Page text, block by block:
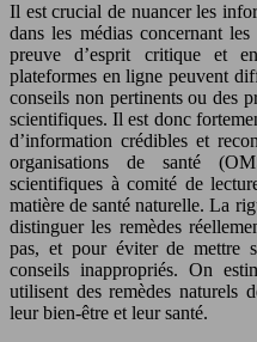
Il est crucial de nuancer les
dans les médias concernant
preuve d’esprit critique et
plateformes en ligne peuvent
conseils non pertinents ou des
scientifiques. Il est donc
d’information crédibles et
organisations de santé
scientifiques à comité de
matière de santé naturelle. La
distinguer les remèdes
pas, et pour éviter de mettre
conseils inappropriés. On
utilisent des remèdes naturels
leur bien-être et leur santé.